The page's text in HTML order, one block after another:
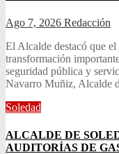
Ago 7, 2026 Redacción
El Alcalde destacó que el
transformación
seguridad pública y
Navarro Muñiz, Alcalde
Soledad
ALCALDE DE
AUDITORÍAS DE